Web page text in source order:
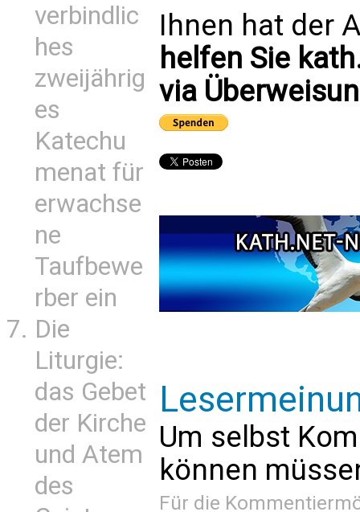
verbindlic
hes
zweijährig
es
Katechu
menat für
erwachse
ne
Taufbewe
rber ein
Die
Liturgie:
das Gebet
der Kirche
und Atem
des
Ihnen hat der
helfen Sie
via
Um selbst
können
Für die